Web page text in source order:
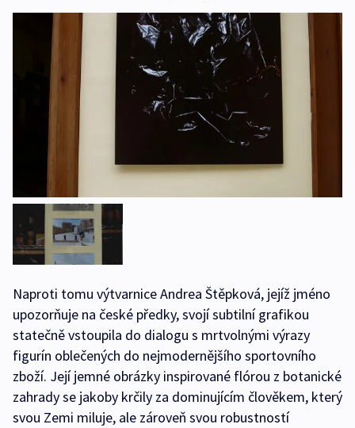
Naproti tomu výtvarnice Andrea Štěpková, jejíž jméno
upozorňuje na české předky, svojí subtilní grafikou
statečně vstoupila do dialogu s mrtvolnými výrazy
figurín oblečených do nejmodernějšího sportovního
zboží. Její jemné obrázky inspirované flórou z botanické
zahrady se jakoby krčily za dominujícím člověkem, který
svou Zemi miluje, ale zároveň svou robustností